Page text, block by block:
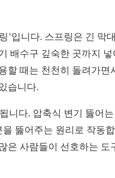
’입니다. 스프링은 긴 막
배수구 깊숙한 곳까지 넣
할 때는 천천히 돌려가면
습니다.
니다. 압축식 변기 뚫어
뚫어주는 원리로 작동
은 사람들이 선호하는 도